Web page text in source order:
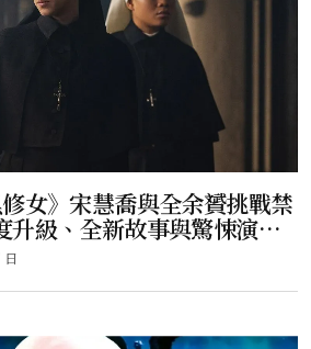
修女》宋慧喬與全余贇挑戰禁
升級、全新故事與驚悚演
日